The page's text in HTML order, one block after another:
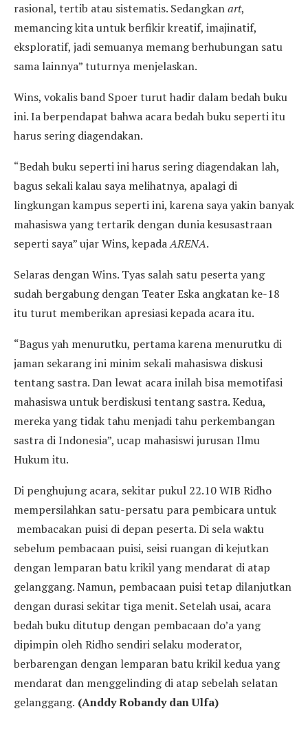
rasional, tertib atau sistematis. Sedangkanart,
memancing kita untuk berfikir kreatif, imajinatif,
eksploratif, jadi semuanya memang berhubungan satu
sama lainnya” tuturnya menjelaskan.
Wins, vokalis band Spoer turut hadir dalam bedah buku
ini. Ia berpendapat bahwa acara bedah buku seperti itu
harus sering diagendakan.
“Bedah buku seperti ini harus sering diagendakan lah,
bagus sekali kalau saya melihatnya, apalagi di
lingkungan kampus seperti ini, karena saya yakin banyak
mahasiswa yang tertarik dengan dunia kesusastraan
seperti saya” ujar Wins, kepadaARENA.
Selaras dengan Wins. Tyas salah satu peserta yang
sudah bergabung dengan Teater Eska angkatan ke-18
itu turut memberikan apresiasi kepada acara itu.
“Bagus yah menurutku, pertama karena menurutku di
jaman sekarang ini minim sekali mahasiswa diskusi
tentang sastra. Dan lewat acara inilah bisa memotifasi
mahasiswa untuk berdiskusi tentang sastra. Kedua,
mereka yang tidak tahu menjadi tahu perkembangan
sastra di Indonesia”, ucap mahasiswi jurusan Ilmu
Hukum itu.
Di penghujung acara, sekitar pukul 22.10 WIB Ridho
mempersilahkan satu-persatu para pembicara untuk
membacakan puisi di depan peserta. Di sela waktu
sebelum pembacaan puisi, seisi ruangan di kejutkan
dengan lemparan batu krikil yang mendarat di atap
gelanggang. Namun, pembacaan puisi tetap dilanjutkan
dengan durasi sekitar tiga menit. Setelah usai, acara
bedah buku ditutup dengan pembacaan do’a yang
dipimpin oleh Ridho sendiri selaku moderator,
berbarengan dengan lemparan batu krikil kedua yang
mendarat dan menggelinding di atap sebelah selatan
gelanggang. (Anddy Robandy dan Ulfa)